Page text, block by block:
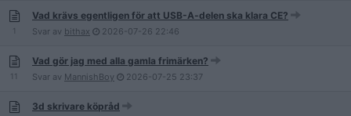
1
Vad krävs egentligen för att USB-A-delen ska klara CE?
Svar av bithax 2026-07-26 22:46
11
Vad gör jag med alla gamla frimärken?
Svar av MannishBoy 2026-07-25 23:37
3d skrivare köpråd